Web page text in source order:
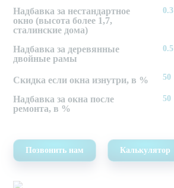
Надбавка за нестандартное
окно (высота более 1,7,
сталинские дома)
0.3
Надбавка за деревянные
двойные рамы
0.5
Скидка если окна изнутри, в % 50
Надбавка за окна после
ремонта, в %
50
Позвонить нам Калькулятор